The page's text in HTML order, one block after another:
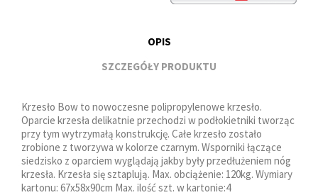
OPIS
SZCZEGÓŁY PRODUKTU
Krzesło Bow to nowoczesne polipropylenowe krzesło.
Oparcie krzesła delikatnie przechodzi w podłokietniki tworząc
przy tym wytrzymałą konstrukcję. Całe krzesło zostało
zrobione z tworzywa w kolorze czarnym. Wsporniki łączące
siedzisko z oparciem wyglądają jakby były przedłużeniem nóg
krzesła. Krzesła się sztaplują. Max. obciążenie: 120kg. Wymiary
kartonu: 67x58x90cm Max. ilość szt. w kartonie:4